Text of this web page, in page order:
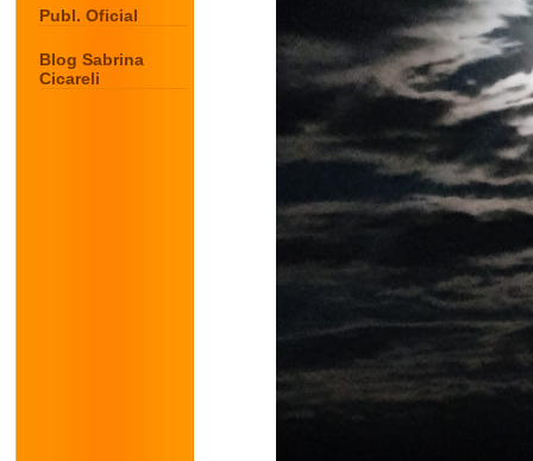
Publ. Oficial
Blog Sabrina
Cicareli